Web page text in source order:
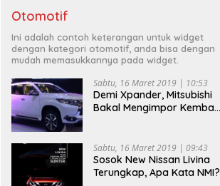
Otomotif
Ini adalah contoh keterangan untuk widget
dengan kategori otomotif, anda bisa dengan
mudah memasukkannya pada widget.
Sabtu, 16 Maret 2019 | 10:53
Demi Xpander, Mitsubishi
Bakal Mengimpor Kembali
Sabtu, 16 Maret 2019 | 09:43
Sosok New Nissan Livina
Terungkap, Apa Kata NMI?